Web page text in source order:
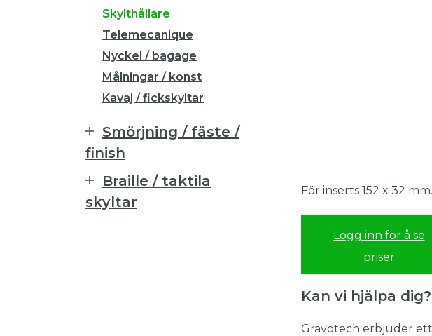
För inserts 152 x 32
Logg inn for å se
priser
Kan vi hjälpa dig?
Gravotech erbjuder
Skylthållare
Telemecanique
Nyckel / bagage
Målningar / konst
Kavaj / fickskyltar
Smörjning / fäste /
finish
Braille / taktila
skyltar